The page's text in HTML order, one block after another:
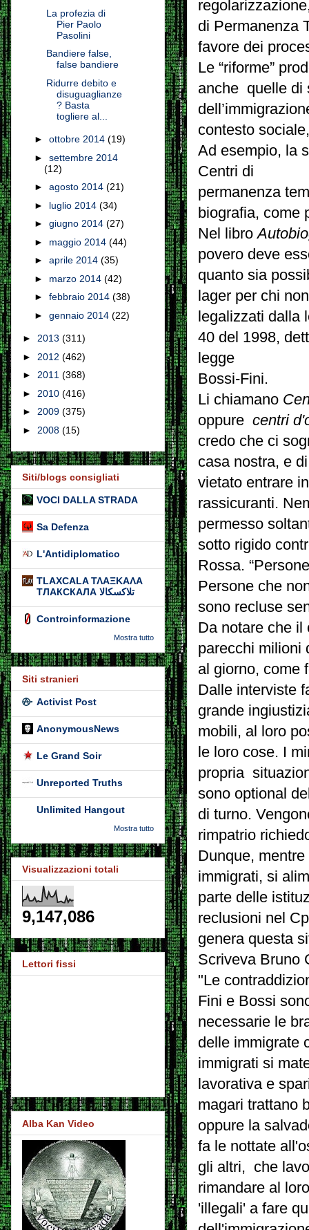
di Permanenza
favore dei
Le “riforme”
anche quelle di
contesto
Ad esempio, la
Centri di
permanenza
biografia, come
Nel libro
povero deve
quanto sia
lager per chi
legalizzati dalla
40 del 1998,
legge
Bossi-Fini.
Li chiamano
oppure centri
credo che ci
casa nostra, e
vietato entrare
rassicuranti.
permesso
sotto rigido
Rossa.
Persone che
sono recluse
Da notare che il
parecchi milioni
al giorno, come
Dalle interviste
grande
mobili, al loro
le loro cose. I
propria
sono optional
di turno.
rimpatrio
Dunque,
immigrati, si
parte delle
reclusioni nel
genera questa
Scriveva Bruno
"Le
Fini e Bossi
necessarie le
delle immigrate
immigrati si
lavorativa e
magari trattano
oppure la
fa le nottate
gli altri, che
rimandare al
'illegali' a fare
La profezia di
Pier Paolo
Pasolini
Bandiere false,
false bandiere
Ridurre debito e
disuguaglianze
? Basta
togliere al...
► ottobre 2014 (19)
► settembre 2014
(12)
► agosto 2014 (21)
► luglio 2014 (34)
► giugno 2014 (27)
► maggio 2014 (44)
► aprile 2014 (35)
► marzo 2014 (42)
► febbraio 2014 (38)
► gennaio 2014 (22)
► 2013 (311)
► 2012 (462)
► 2011 (368)
► 2010 (416)
► 2009 (375)
► 2008 (15)
Siti/blogs consigliati
VOCI DALLA STRADA
Sa Defenza
L'Antidiplomatico
TLAXCALA ΤΛΑΞΚΑΛΑ
ТЛАКСКАЛА تلاكسكالا
Controinformazione
Mostra tutto
Siti stranieri
Activist Post
AnonymousNews
Le Grand Soir
Unreported Truths
Unlimited Hangout
Mostra tutto
Visualizzazioni totali
9,147,086
Lettori fissi
Alba Kan Video